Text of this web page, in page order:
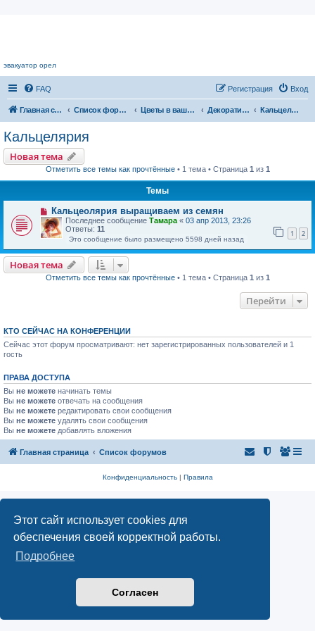
Этот сайт использует cookies для
обеспечения своей корректной работы.
Подробнее
Согласен
эвакуатор орел
FAQ Вход
Регистрация
Главная страница Список форумов Цветы в вашем доме Декоративноцветущие растения Кальцелярия
Кальцелярия
Новая тема
Отметить все темы как прочтённые• 1 тема • Страница 1 из 1
Темы
Кальцеолярия выращиваем из семян
Последнее сообщение Тамара « 03 апр 2013, 23:26
Ответы: 11 1 2
Это сообщение было размещено 5598 дней назад
Новая тема
Отметить все темы как прочтённые• 1 тема • Страница 1 из 1
Перейти
КТО СЕЙЧАС НА КОНФЕРЕНЦИИ
Сейчас этот форум просматривают: нет зарегистрированных пользователей и 1
гость
ПРАВА ДОСТУПА
Вы не можете начинать темы
Вы не можете отвечать на сообщения
Вы не можете редактировать свои сообщения
Вы не можете удалять свои сообщения
Вы не можете добавлять вложения
Главная страница Список форумов
Конфиденциальность| Правила